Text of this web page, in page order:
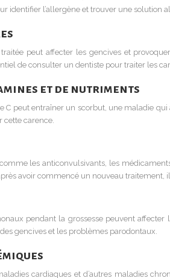
identifier l’allergène et trouver une solution
peut affecter les gencives et
de consulter un dentiste pour traiter les
et de nutriments
C peut entraîner un scorbut, une maladie
cette carence.
les anticonvulsivants, les
avoir commencé un nouveau traitement,
pendant la grossesse peuvent
gencives et les problèmes parodontaux.
cardiaques et d’autres maladies